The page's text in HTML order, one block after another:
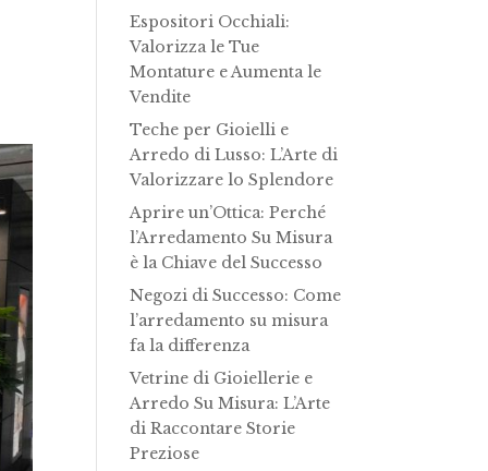
Espositori Occhiali:
Valorizza le Tue
Montature e Aumenta le
Vendite
Teche per Gioielli e
Arredo di Lusso: L’Arte di
Valorizzare lo Splendore
Aprire un’Ottica: Perché
l’Arredamento Su Misura
è la Chiave del Successo
Negozi di Successo: Come
l’arredamento su misura
fa la differenza
Vetrine di Gioiellerie e
Arredo Su Misura: L’Arte
di Raccontare Storie
Preziose